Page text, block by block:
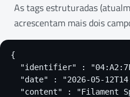
As tags estruturadas
acrescentam mais dois
{
"identifier" :
"date" : "2026-05-
"content" : "Filament